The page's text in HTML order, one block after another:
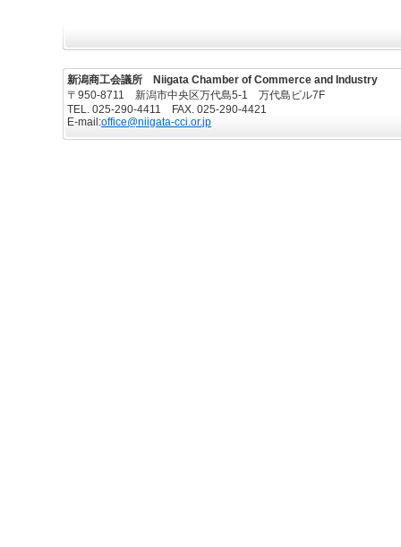
新潟商工会議所 Niigata Chamber of Commerce and Industry
〒950-8711 新潟市中央区万代島5-1 万代島ビル7F
TEL. 025-290-4411 FAX. 025-290-4421
E-mail:office@niigata-cci.or.jp